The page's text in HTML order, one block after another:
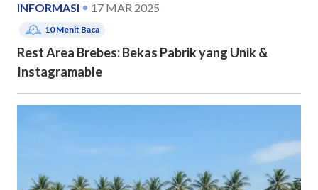
INFORMASI 17 MAR 2025
10Menit Baca
Rest Area Brebes: Bekas Pabrik yang Unik &
Instagramable